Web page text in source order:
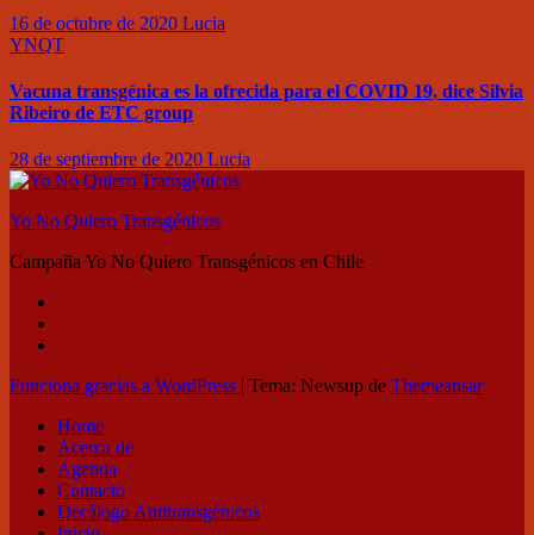
16 de octubre de 2020 Lucia
YNQT
Vacuna transgénica es la ofrecida para el COVID 19, dice Silvia
Ribeiro de ETC group
28 de septiembre de 2020 Lucia
Yo No Quiero Transgénicos
Campaña Yo No Quiero Transgénicos en Chile
Funciona gracias a WordPress | Tema: Newsup de Themeansar
Home
Acerca de
Agenda
Contacto
Decálogo Antitransgénicos